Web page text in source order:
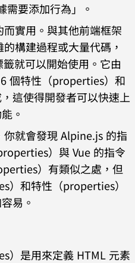
需要添加行為」。
實用。與其他前端框架
構建過程或大量代碼，
就可以開始使用。它由
個特性（properties）和
這使得開發者可以快速上
。
就會發現 Alpine.js 的指
）與 Vue 的指令
）有類似之處，但
）和特性（properties）
易。
）是用來定義 HTML 元素